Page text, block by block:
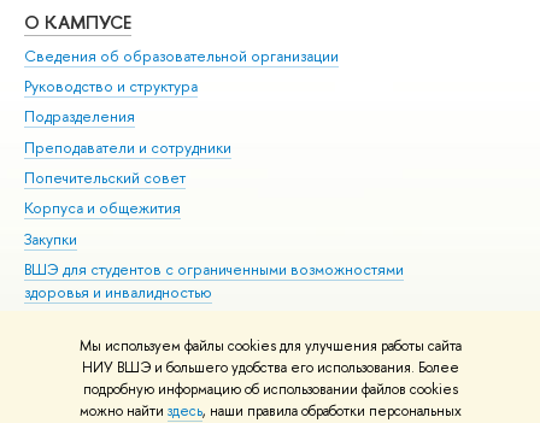
Мы используем файлы cookies для улучшения работы сайта
НИУ ВШЭ и большего удобства его использования. Более
подробную информацию об использовании файлов cookies
можно найти здесь, наши правила обработки персональных
О КАМПУСЕ
Сведения об образовательной организации
Руководство и структура
Подразделения
Преподаватели и сотрудники
Попечительский совет
Корпуса и общежития
Закупки
ВШЭ для студентов с ограниченными возможностями
здоровья и инвалидностью
Единая платежная страница